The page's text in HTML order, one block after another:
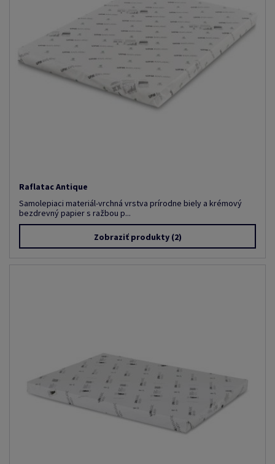
Raflatac Antique
Samolepiaci materiál-vrchná vrstva prírodne biely a krémový
bezdrevný papier s ražbou p...
Zobraziť produkty(2)